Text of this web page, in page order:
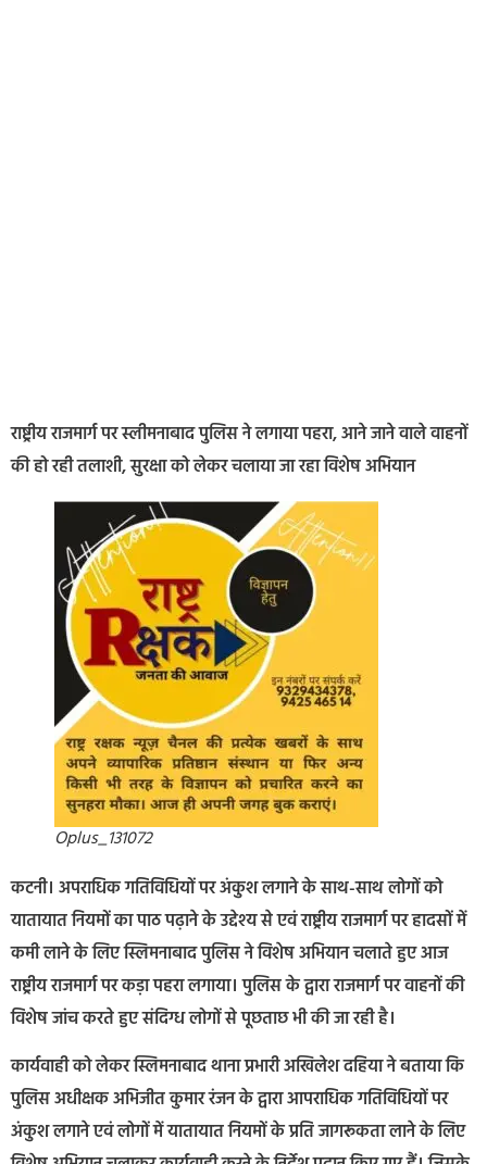
राष्ट्रीय राजमार्ग पर स्लीमनाबाद पुलिस ने लगाया पहरा, आने जाने वाले वाहनों
की हो रही तलाशी, सुरक्षा को लेकर चलाया जा रहा विशेष अभियान
Oplus_131072
कटनी। अपराधिक गतिविधियों पर अंकुश लगाने के साथ-साथ लोगों को
यातायात नियमों का पाठ पढ़ाने के उद्देश्य से एवं राष्ट्रीय राजमार्ग पर हादसों में
कमी लाने के लिए स्लिमनाबाद पुलिस ने विशेष अभियान चलाते हुए आज
राष्ट्रीय राजमार्ग पर कड़ा पहरा लगाया। पुलिस के द्वारा राजमार्ग पर वाहनों की
विशेष जांच करते हुए संदिग्ध लोगों से पूछताछ भी की जा रही है।
कार्यवाही को लेकर स्लिमनाबाद थाना प्रभारी अखिलेश दहिया ने बताया कि
पुलिस अधीक्षक अभिजीत कुमार रंजन के द्वारा आपराधिक गतिविधियों पर
अंकुश लगाने एवं लोगों में यातायात नियमों के प्रति जागरूकता लाने के लिए